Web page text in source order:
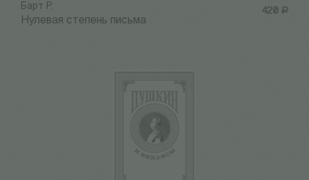
420 Р
Барт Р.
Нулевая степень письма